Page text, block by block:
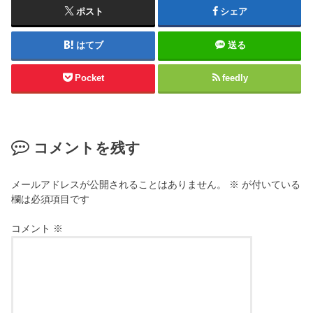
ポスト シェア
はてブ 送る
Pocket feedly
コメントを残す
メールアドレスが公開されることはありません。 ※ が付いている
欄は必須項目です
コメント ※